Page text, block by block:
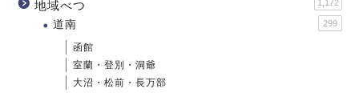
地域べつ 1,172
道南 299
函館
室蘭・登別・洞爺
大沼・松前・長万部